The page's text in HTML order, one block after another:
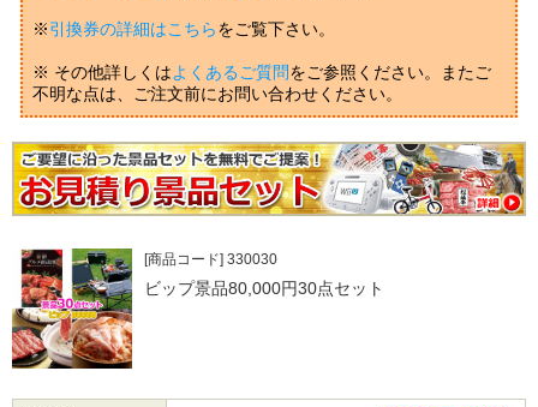
※引換券の詳細はこちらをご覧下さい。
※ その他詳しくはよくあるご質問をご参照ください。またご
不明な点は、ご注文前にお問い合わせください。
[商品コード] 330030
ビップ景品80,000円30点セット